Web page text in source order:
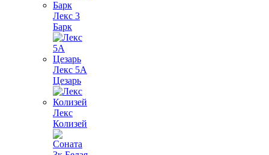
Лекс 3
Барк
Лекс 5А
Цезарь
Лекс
Колизей